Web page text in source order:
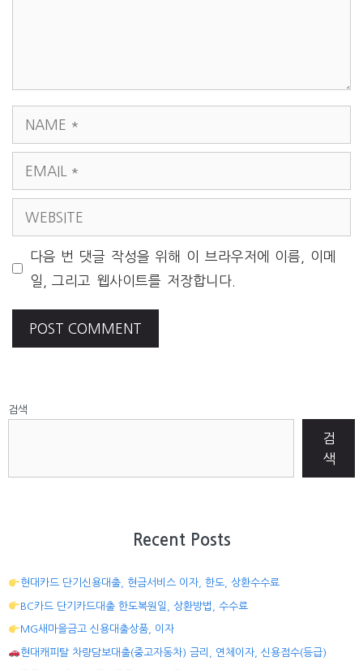
NAME
EMAIL
WEBSITE
다음 번 댓글 작성을 위해 이 브라우저에 이름, 이메
일, 그리고 웹사이트를 저장합니다.
검색
검
색
Recent Posts
현대카드 단기신용대출, 현금서비스 이자, 한도, 상환수수료
BC카드 단기카드대출 한도복원일, 상환방법, 수수료
MG새마을금고 신용대출상품, 이자
현대캐피탈 차량담보대출(중고자동차) 금리, 연체이자, 신용점수(등급)